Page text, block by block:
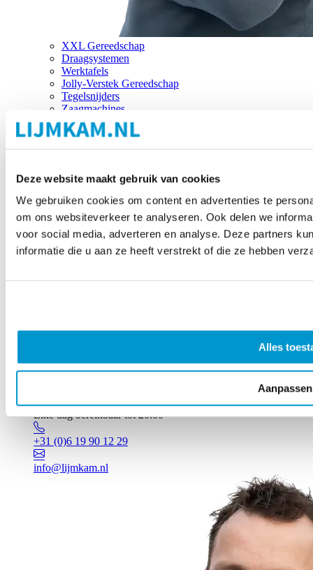
Deze website maakt gebruik van cookies
We gebruiken cookies om content en advertenties te
om ons websiteverkeer te analyseren. Ook delen we
voor social media, adverteren en analyse. Deze partners
informatie die u aan ze heeft verstrekt of die ze hebben
Alles
Aanpassen
XXL Gereedschap
Draagsystemen
Werktafels
Jolly-Verstek Gereedschap
Tegelsnijders
Zaagmachines
Merken
Elke dag bereikbaar tot 20:00
+31 (0)6 19 90 12 29
info@lijmkam.nl